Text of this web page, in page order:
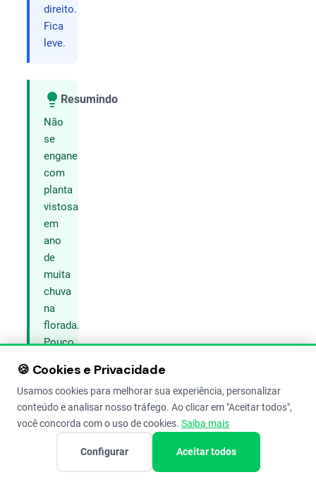
direito.
Fica
leve.
Resumindo
Não
se
engane
com
planta
vistosa
em
ano
de
muita
chuva
na
florada.
Pouco
nessa
hora
significa
grão
🍪 Cookies e Privacidade
Usamos cookies para melhorar sua experiência, personalizar
conteúdo e analisar nosso tráfego. Ao clicar em "Aceitar todos",
você concorda com o uso de cookies. Saiba mais
Configurar Aceitar todos